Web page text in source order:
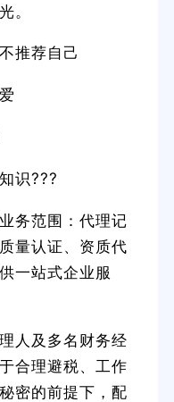
。
推荐自己
识???
务范围：代理记
量认证、资质代
一站式企业服
人及多名财务经
合理避税、工作
密的前提下，配